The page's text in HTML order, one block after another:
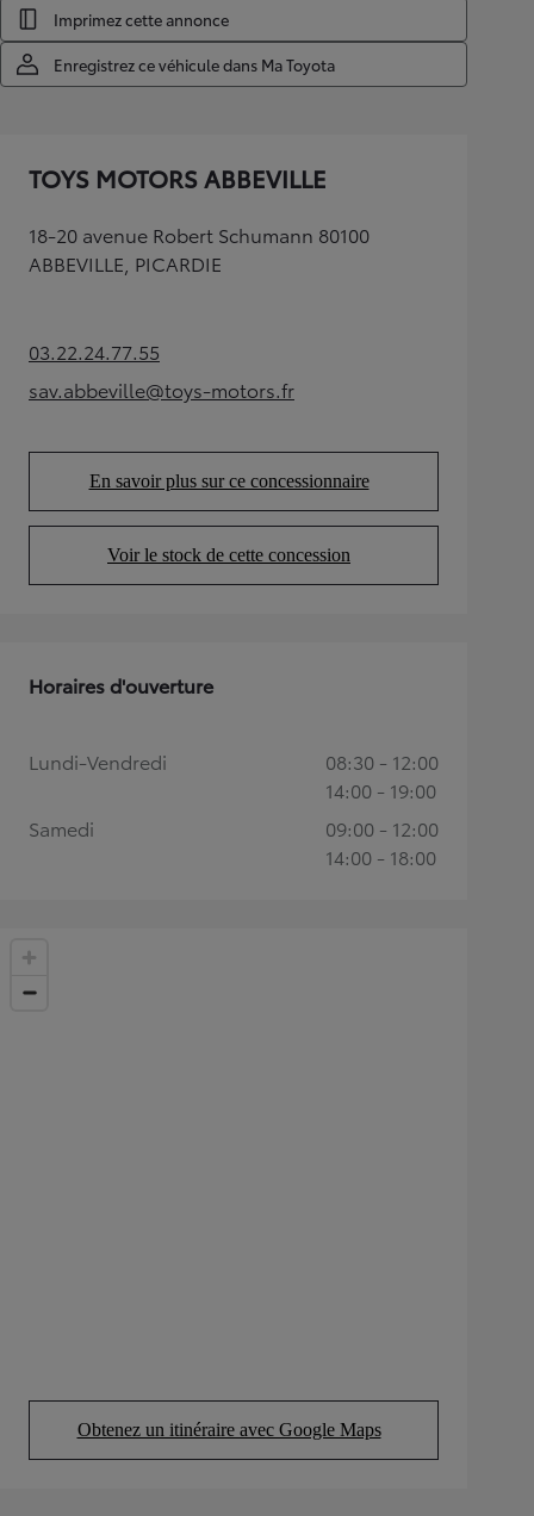
Imprimez cette annonce
Enregistrez ce véhicule dans Ma Toyota
TOYS MOTORS ABBEVILLE
18-20 avenue Robert Schumann 80100
ABBEVILLE, PICARDIE
03.22.24.77.55(Opens in new tab)
sav.abbeville@toys-motors.fr
(Opens in new tab)
En savoir plus sur ce concessionnaire
(Opens in new tab)
Voir le stock de cette concession
(Opens in new tab)
Obtenez un itinéraire avec Google Maps
(Opens in new tab)
Horaires d'ouverture
Lundi-Vendredi
08:30 - 12:00
14:00 - 19:00
Samedi
09:00 - 12:00
14:00 - 18:00